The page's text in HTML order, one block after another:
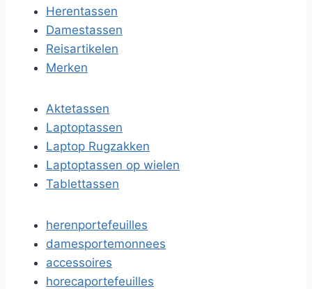
Herentassen
Damestassen
Reisartikelen
Merken
Aktetassen
Laptoptassen
Laptop Rugzakken
Laptoptassen op wielen
Tablettassen
herenportefeuilles
damesportemonnees
accessoires
horecaportefeuilles